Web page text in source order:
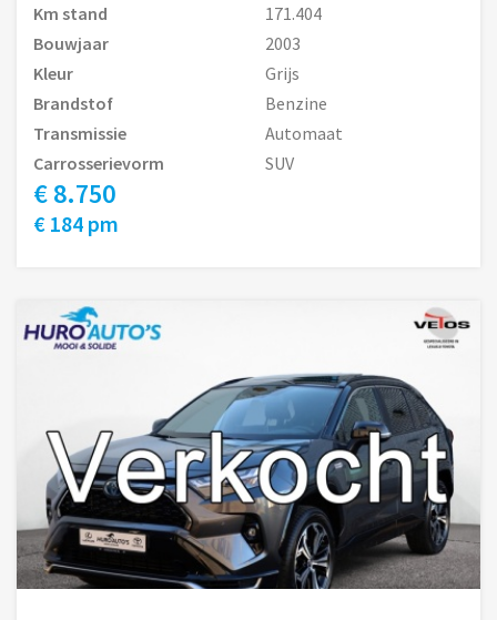
Km stand
171.404
Bouwjaar
2003
Kleur
Grijs
Brandstof
Benzine
Transmissie
Automaat
Carrosserievorm
SUV
€ 8.750
€ 184 pm